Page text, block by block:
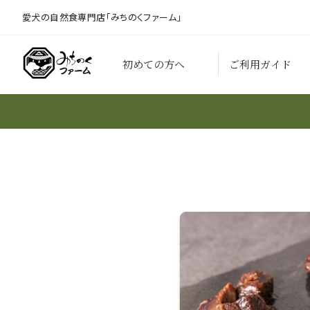
愛犬の自然食専門店「みちのくファーム」
初めての方へ ご利用ガイド